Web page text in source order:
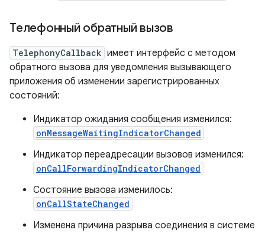
Телефонный обратный вызов
TelephonyCallback имеет интерфейс с методом
обратного вызова для уведомления вызывающего
приложения об изменении зарегистрированных
состояний:
Индикатор ожидания сообщения изменился:
onMessageWaitingIndicatorChanged
Индикатор переадресации вызовов изменился:
onCallForwardingIndicatorChanged
Состояние вызова изменилось:
onCallStateChanged
Изменена причина разрыва соединения в системе